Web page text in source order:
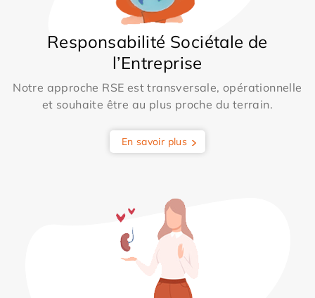
Responsabilité Sociétale de
l’Entreprise
Notre approche RSE est transversale, opérationnelle
et souhaite être au plus proche du terrain.
En savoir plus